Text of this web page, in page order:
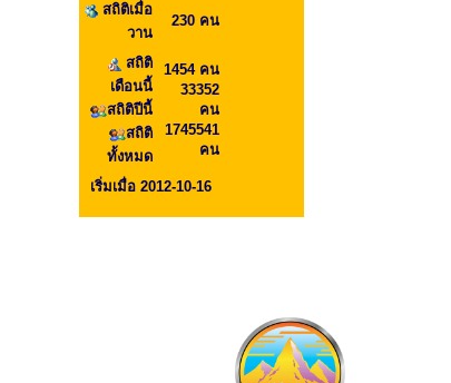
สถิติเมื่อ
วาน
230 คน
สถิติ
เดือนนี้
สถิติปีนี้
สถิติ
ทั้งหมด
1454 คน
33352
คน
1745541
คน
เริ่มเมื่อ 2012-10-16